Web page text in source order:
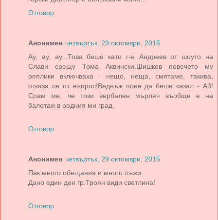
Отговор
Анонимен четвъртък, 29 октомври, 2015
Ay, ау, ау...Това беше като г-н Андреев от шоуто на
Слави срещу Тома Аквински.Шишков повечето му
реплики включваха - нещо, неща, смятаме, такива,
отказа се от въпрос!Веднъж поне да беше казал - АЗ!
Срам ме, че този вербален мърляч въобще е на
балотаж в родния ми град.
Отговор
Анонимен четвъртък, 29 октомври, 2015
Пак много обещания и много лъжи.
Дано един ден гр.Троян види светлина!
Отговор